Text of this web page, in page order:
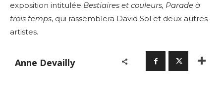
exposition intitulée Bestiaires et couleurs, Parade à
trois temps, qui rassemblera David Sol et deux autres
artistes.
Anne Devailly